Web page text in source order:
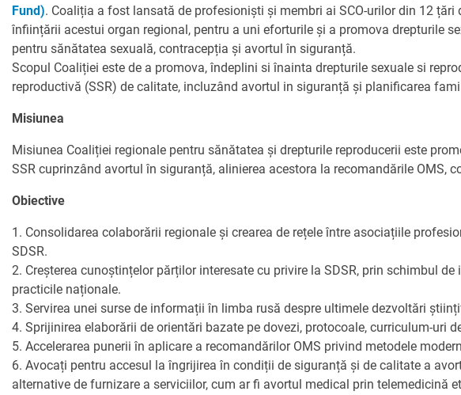
MEDIA
RAPORT ANUAL CIDSR
PREVENIREA CANCERULUI DE COL
EDUCAȚIA SEXUALĂ
DREPTURI SEXUALE ȘI
DE LA PARTENERII NOSTRI
PUBLICAȚII
CONTACTE
Fund). Coaliția a fost lansată de profesioniști și membri ai SCO-urilor din 12
înființării acestui organ regional, pentru a uni eforturile și a promova drepturile
pentru sănătatea sexuală, contracepția și avortul în siguranță.
Scopul Coaliției este de a promova, îndeplini si înainta drepturile sexuale si
reproductivă (SSR) de calitate, incluzând avortul in siguranță și planificarea
Misiunea
Misiunea Coaliției regionale pentru sănătatea și drepturile reproducerii este
SSR cuprinzând avortul în siguranță, alinierea acestora la recomandările OMS,
Obiective
1. Consolidarea colaborării regionale și crearea de rețele între asociațiile
SDSR.
2. Creșterea cunoștințelor părților interesate cu privire la SDSR, prin schimbul
practicile naționale.
3. Servirea unei surse de informații în limba rusă despre ultimele dezvoltări
4. Sprijinirea elaborării de orientări bazate pe dovezi, protocoale, curriculum-uri
5. Accelerarea punerii în aplicare a recomandărilor OMS privind metodele
6. Avocați pentru accesul la îngrijirea în condiții de siguranță și de calitate a
alternative de furnizare a serviciilor, cum ar fi avortul medical prin telemedicină